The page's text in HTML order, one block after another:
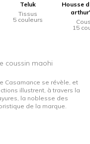
Teluk
Tissus
5 couleurs
Housse
15
coussin maohi
Casamance se révèle, et
illustrent, à travers la
la noblesse des
de la marque.